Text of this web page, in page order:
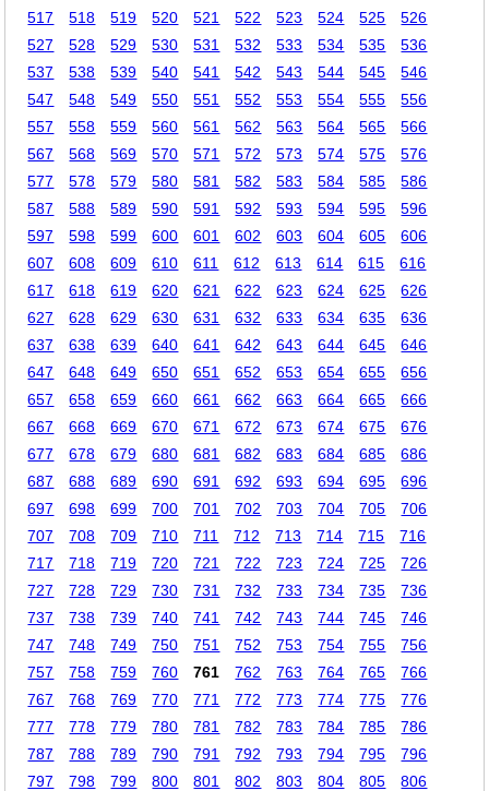
517
518 519 520 521 522 523 524 525
526
527
528 529 530 531 532 533 534 535
536
537
538 539 540 541 542 543 544 545
546
547
548 549 550 551 552 553 554 555
556
557
558 559 560 561 562 563 564 565
566
567
568 569 570 571 572 573 574 575
576
577
578 579 580 581 582 583 584 585
586
587
588 589 590 591 592 593 594 595
596
597
598 599 600 601 602 603 604 605
606
607
608 609 610 611 612 613 614 615
616
617
618 619 620 621 622 623 624 625
626
627
628 629 630 631 632 633 634 635
636
637
638 639 640 641 642 643 644 645
646
647
648 649 650 651 652 653 654 655
656
657
658 659 660 661 662 663 664 665
666
667
668 669 670 671 672 673 674 675
676
677
678 679 680 681 682 683 684 685
686
687
688 689 690 691 692 693 694 695
696
697
698 699 700 701 702 703 704 705
706
707
708 709 710 711 712 713 714 715
716
717
718 719 720 721 722 723 724 725
726
727
728 729 730 731 732 733 734 735
736
737
738 739 740 741 742 743 744 745
746
747
748 749 750 751 752 753 754 755
756
757
758 759 760 761 762 763 764 765
766
767
768 769 770 771 772 773 774 775
776
777
778 779 780 781 782 783 784 785
786
787
788 789 790 791 792 793 794 795
796
797
798 799 800 801 802 803 804 805
806